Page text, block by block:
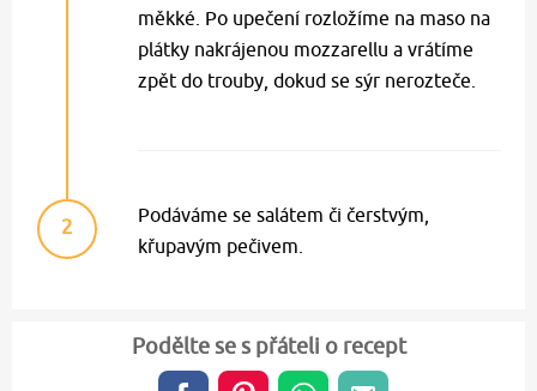
měkké. Po upečení rozložíme na maso na
plátky nakrájenou mozzarellu a vrátíme
zpět do trouby, dokud se sýr nerozteče.
2
Podáváme se salátem či čerstvým,
křupavým pečivem.
Podělte se s přáteli o recept